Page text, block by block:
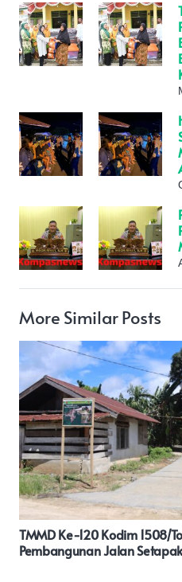
More Similar Posts
Pemdes Muara Danau
SDGs Desa